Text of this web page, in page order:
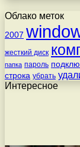
Облако меток
2007
жесткий диск
папка пароль
строка убрать
Интересное